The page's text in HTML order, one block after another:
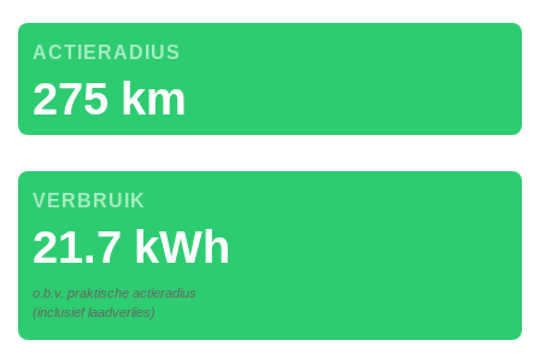
275 km
ACTIERADIUS
21.7 kWh
VERBRUIK
o.b.v. praktische actieradius
(inclusief laadverlies)